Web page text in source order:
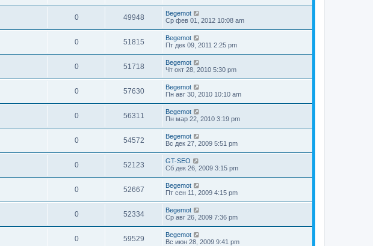
0 49948
Begemot
Ср фев 01, 2012 10:08 am
0 51815
Begemot
Пт дек 09, 2011 2:25 pm
0 51718
Begemot
Чт окт 28, 2010 5:30 pm
0 57630
Begemot
Пн авг 30, 2010 10:10 am
0 56311
Begemot
Пн мар 22, 2010 3:19 pm
0 54572
Begemot
Вс дек 27, 2009 5:51 pm
0 52123
GT-SEO
Сб дек 26, 2009 3:15 pm
0 52667
Begemot
Пт сен 11, 2009 4:15 pm
0 52334
Begemot
Ср авг 26, 2009 7:36 pm
0 59529
Begemot
Вс июн 28, 2009 9:41 pm